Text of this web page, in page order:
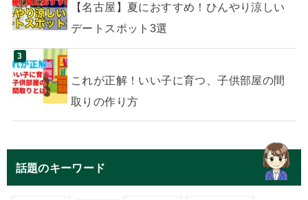
【名古屋】夏におすすめ！ひんやり涼しい
デートスポット3選
これが正解！いい子に育つ、子供部屋の間
取りの作り方
話題のキーワード